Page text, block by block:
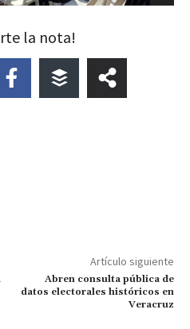
la nota!
Artículo siguiente
Abren consulta pública de
datos electorales históricos en
Veracruz